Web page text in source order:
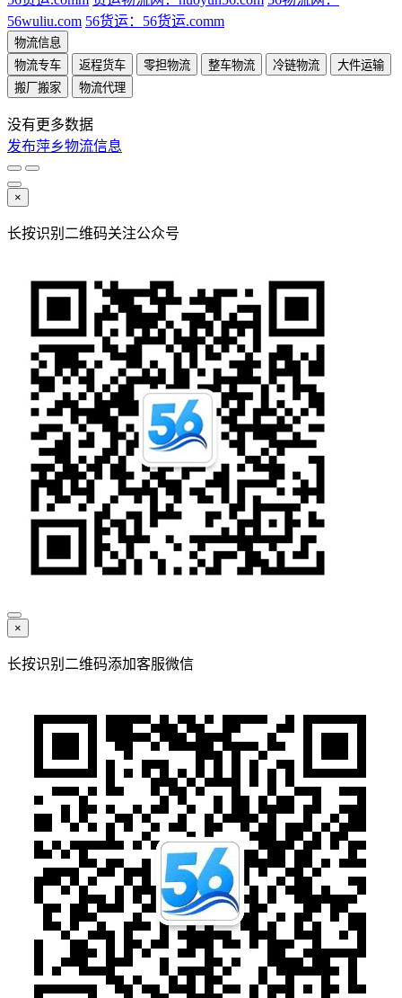
56wuliu.com 56货运：56货运.comm
物流信息
物流专车
返程货车 零担物流 整车物流 冷链物流
大件运输
搬厂搬家
物流代理
没有更多数据
发布萍乡物流信息
×
长按识别二维码关注公众号
×
长按识别二维码添加客服微信